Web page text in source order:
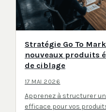
Stratégie Go To
nouveaux produits
de ciblage
17 MAI 2026
Apprenez à structurer
efficace pour vos